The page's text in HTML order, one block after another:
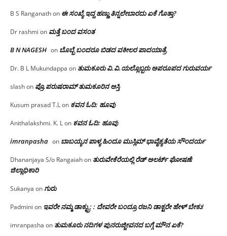
B S Ranganathon ಈ ಸಂಖ್ಯೆ ಇದ್ದ ಹಣ್ಣು ತಿನ್ನಲೇಬಾರದು ಏಕೆ ಗೊತ್ತಾ?
Dr rashmi on ಮತ್ತೆ ಬಂದ ವಸಂತ
B N NAGESH on ಬೊಬ್ಬೆ ಬಂದರೂ ಬಿಡದ ವಕೀಲರ ಪಾದಯಾತ್ರೆ
Dr. B L Mukundappa on ತುಮಕೂರು‌ ವಿ.ವಿ.ಯಲ್ಲೊಬ್ಬರು ಅಪರೂಪದ ಗುರುವರ್ಯ
slashon ಪ್ರೊ.ಪರುಷರಾಮ್ ತುಮಕೂರಿನ ಆಸ್ತಿ
Kusum prasad T.Lon ಕವನ ಓದಿ: ಹೂವು
Anithalakshmi. K. Lon ಕವನ ಓದಿ: ಹೂವು
imranpasha on ಬಾಬಯ್ಯನ ಪಾಳ್ಯ ಹಿಂದೂ ಮುಸ್ಲಿಮ್ ಭಾವೈಕ್ಯತೆಯ ಸೌಂದರ್ಯ
Dhananjaya S/o Rangaiahon ತುರುವೇಕೆರೆಯಲ್ಲಿ ರೆಡ್ ಅಲರ್ಟ್ ಘೋಷಣೆ:
ಜಿಲ್ಲಾಧಿಕಾರಿ
Sukanya onಗುರು
Padmini on ಇವರೇ ನಮ್ಮ ಡಾಕ್ಟ್ರು; : ದೇವರೇ ಬಂದ್ರೂ ರಜನಿ ಡಾಕ್ಟರೇ ಹೇಳ್ ಬೇಕು!
imranpasha on ತುಮಕೂರು ನದಿಗಳ ಪುನರುಜ್ಜೀವನದ ಬಗ್ಗೆ ಮೌನ ಏಕೆ?